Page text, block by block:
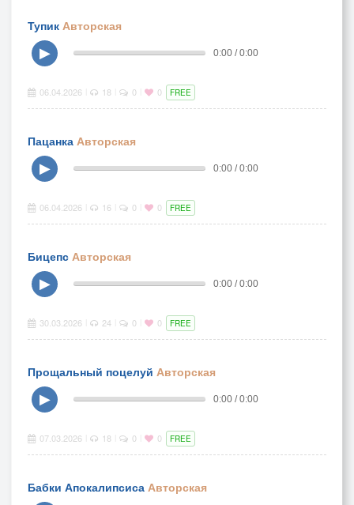
Тупик Авторская
▶
0:00 / 0:00
06.04.2026 18 0 0 FREE
Пацанка Авторская
▶
0:00 / 0:00
06.04.2026 16 0 0 FREE
Бицепс Авторская
▶
0:00 / 0:00
30.03.2026 24 0 0 FREE
Прощальный поцелуй Авторская
▶
0:00 / 0:00
07.03.2026 18 0 0 FREE
Бабки Апокалипсиса Авторская